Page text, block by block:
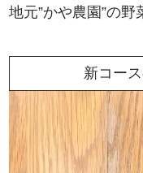
地元”かや農園”の野
新コー